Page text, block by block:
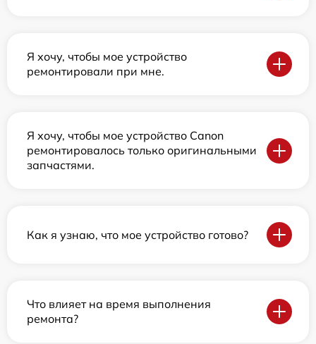
Я хочу, чтобы мое устройство
ремонтировали при мне.
Я хочу, чтобы мое устройство Canon
ремонтировалось только оригинальными
запчастями.
Как я узнаю, что мое устройство готово?
Что влияет на время выполнения
ремонта?